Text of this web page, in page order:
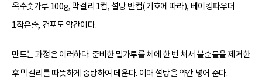
옥수숫가루 100g, 막걸리 1컵, 설탕 반컵(기호에 따라), 베이킹파우더
1작은술, 건포도 약간이다.
만드는 과정은 이러하다. 준비한 밀가루를 체에 한 번 쳐서 불순물을 제거한
후 막걸리를 따뜻하게 중탕하여 데운다. 이때 설탕을 약간 넣어 준다.